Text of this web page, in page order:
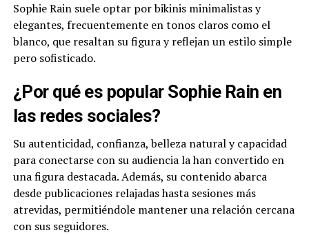
Sophie Rain suele optar por bikinis minimalistas y
elegantes, frecuentemente en tonos claros como el
blanco, que resaltan su figura y reflejan un estilo simple
pero sofisticado.
¿Por qué es popular Sophie Rain en
las redes sociales?
Su autenticidad, confianza, belleza natural y capacidad
para conectarse con su audiencia la han convertido en
una figura destacada. Además, su contenido abarca
desde publicaciones relajadas hasta sesiones más
atrevidas, permitiéndole mantener una relación cercana
con sus seguidores.